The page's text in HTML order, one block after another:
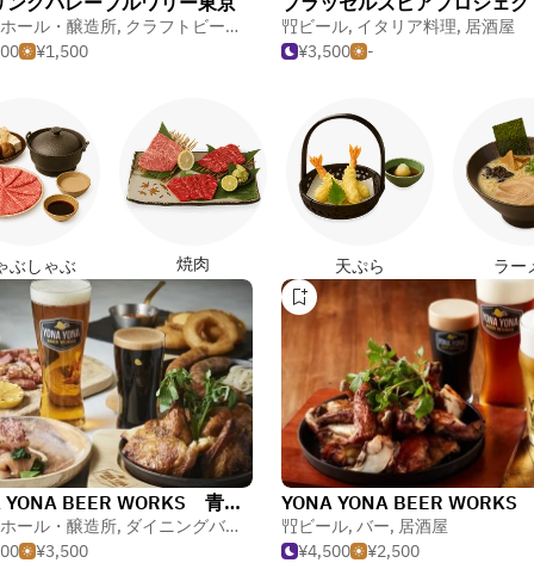
ール・醸造所, クラフトビール
イタリア料理
¥1,500
ビール, イタリア料理, 居酒屋
¥3,500
-
ぶしゃぶ 焼肉 天ぷら ラー
YONA YONA BEER WORKS 青山店
ール・醸造所, ダイニングバー・ガストロパブ ,居酒屋
¥3,500
ビール, バー, 居酒屋
¥4,500
¥2,500